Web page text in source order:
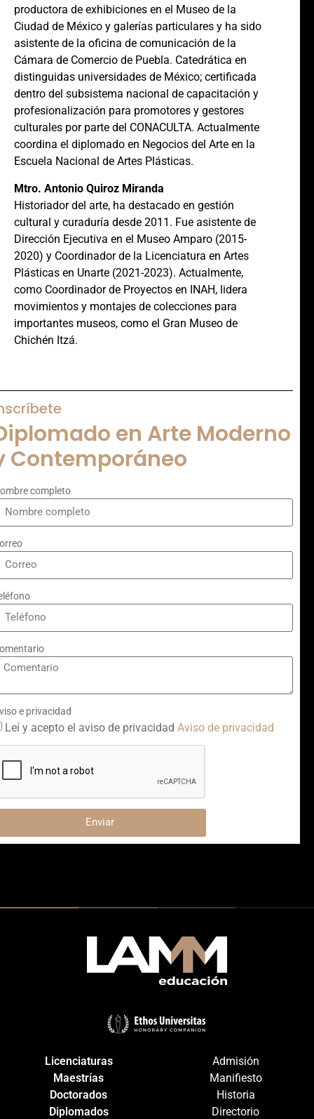
productora de exhibiciones en el Museo de la
Ciudad de México y galerías particulares y ha sido
asistente de la oficina de comunicación de la
Cámara de Comercio de Puebla. Catedrática en
distinguidas universidades de México; certificada
dentro del subsistema nacional de capacitación y
profesionalización para promotores y gestores
culturales por parte del CONACULTA. Actualmente
coordina el diplomado en Negocios del Arte en la
Escuela Nacional de Artes Plásticas.
Mtro. Antonio Quiroz Miranda
Historiador del arte, ha destacado en gestión
cultural y curaduría desde 2011. Fue asistente de
Dirección Ejecutiva en el Museo Amparo (2015-
2020) y Coordinador de la Licenciatura en Artes
Plásticas en Unarte (2021-2023). Actualmente,
como Coordinador de Proyectos en INAH, lidera
movimientos y montajes de colecciones para
importantes museos, como el Gran Museo de
Chichén Itzá.
en Arte Moderno
Contemporáneo
completo
e privacidad
Leí y acepto el aviso de privacidad Aviso de privacidad
Enviar
Licenciaturas
Maestrías
Doctorados
Diplomados
Admisión
Manifiesto
Historia
Directorio